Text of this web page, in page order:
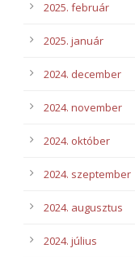
2025. február
2025. január
2024. december
2024. november
2024. október
2024. szeptember
2024. augusztus
2024. július